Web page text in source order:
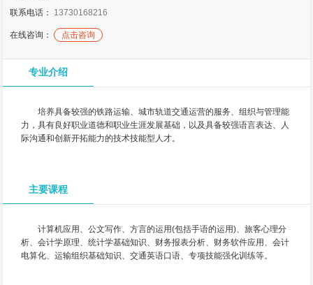
联系电话： 13730168216
在线咨询： 点击咨询
专业介绍
培养具备较强的铁路运输、城市轨道交通运营的服务、组织与管理能
力，具有良好职业道德和职业生涯发展基础，以及具备较强语言表达、人
际沟通和创新开拓能力的技术技能型人才。
主要课程
计算机应用、公文写作、方言的运用(包括手语的运用)、旅客心理分
析、会计学原理、统计学基础知识、财务报表分析、财务软件应用、会计
电算化、运输组织基础知识、交通英语口语、专项技能强化训练等。